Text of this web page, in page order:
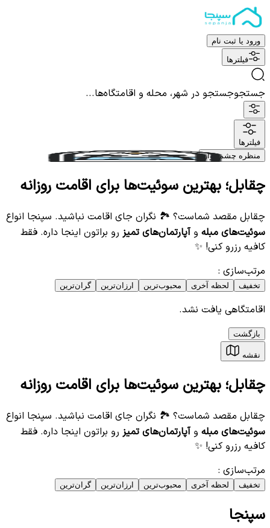
ورود یا ثبت نام
فیلترها
جستجوجستجو در شهر، محله و اقامتگاه‌ها...
فیلترها
منظره چشم نواز
چقابل؛ بهترین سوئیت‌ها برای اقامت روزانه
چقابل مقصد شماست؟ 🏞️ نگران جای اقامت نباشید. سپنجا انواع
سوئیت‌های مبله وآپارتمان‌های تمیز رو براتون اینجا داره. فقط
کافیه رزرو کنی! ✨
مرتب‌سازی :
تخفیف لحظه آخری محبوب‌ترین ارزان‌ترین گران‌ترین
اقامتگاهی یافت نشد.
بازگشت
نقشه
چقابل؛ بهترین سوئیت‌ها برای اقامت روزانه
چقابل مقصد شماست؟ 🏞️ نگران جای اقامت نباشید. سپنجا انواع
سوئیت‌های مبله وآپارتمان‌های تمیز رو براتون اینجا داره. فقط
کافیه رزرو کنی! ✨
مرتب‌سازی :
تخفیف لحظه آخری محبوب‌ترین ارزان‌ترین گران‌ترین
سپنجا